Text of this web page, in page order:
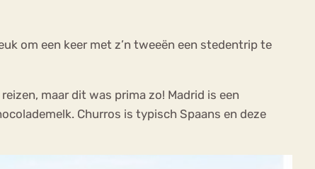
om een keer met z’n tweeën een stedentrip te
maar dit was prima zo! Madrid is een
Churros is typisch Spaans en deze